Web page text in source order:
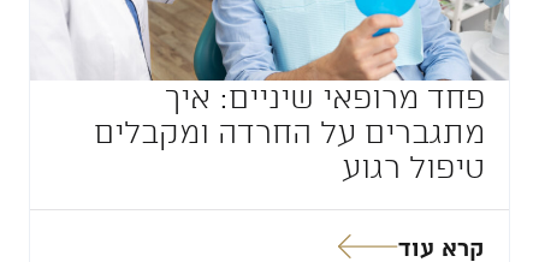
פחד מרופאי שיניים: איך
מתגברים על החרדה ומקבלים
טיפול רגוע
קרא עוד